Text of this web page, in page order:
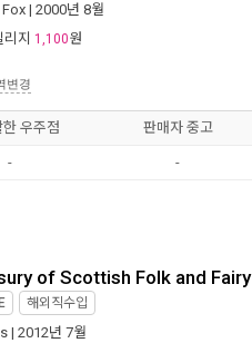
| 2000년 8월
지 1,100원
변경
한 우주점 판매자 중고
- -
of Scottish Folk and Fairy
해외직수입
| 2012년 7월